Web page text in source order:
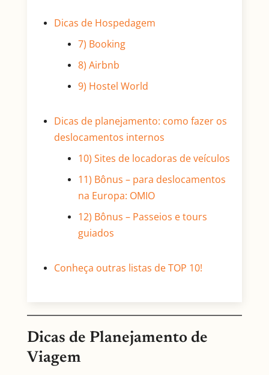
Dicas de Hospedagem
7) Booking
8) Airbnb
9) Hostel World
Dicas de planejamento: como fazer os
deslocamentos internos
10) Sites de locadoras de veículos
11) Bônus – para deslocamentos
na Europa: OMIO
12) Bônus – Passeios e tours
guiados
Conheça outras listas de TOP 10!
Dicas de Planejamento de
Viagem